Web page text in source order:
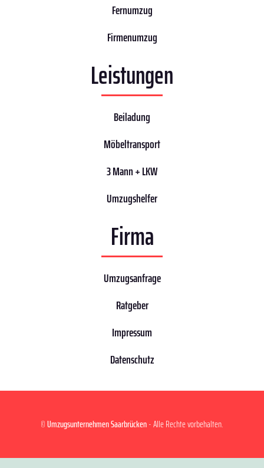
Fernumzug
Firmenumzug
Leistungen
Beiladung
Möbeltransport
3 Mann + LKW
Umzugshelfer
Firma
Umzugsanfrage
Ratgeber
Impressum
Datenschutz
©Umzugsunternehmen Saarbrücken- Alle Rechte vorbehalten.